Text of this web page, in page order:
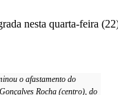
nesta quarta-feira
o afastamento do
Rocha (centro), do